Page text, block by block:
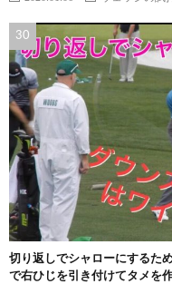
切り返しでシャローにするた
で右ひじを引き付けてタメを